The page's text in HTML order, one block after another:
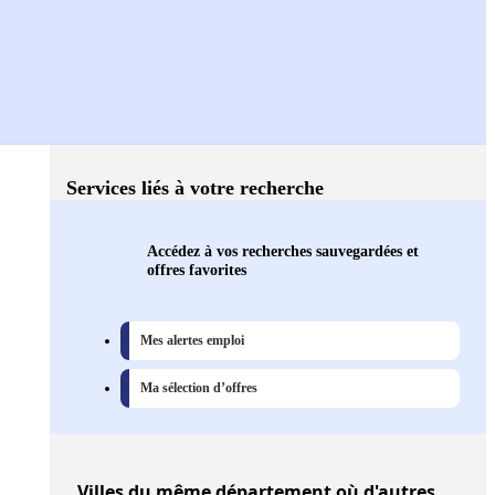
Services liés à votre recherche
Accédez à vos recherches sauvegardées et
offres favorites
Mes alertes emploi
Ma sélection d’offres